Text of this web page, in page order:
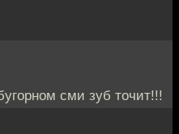
сми зуб точит!!!